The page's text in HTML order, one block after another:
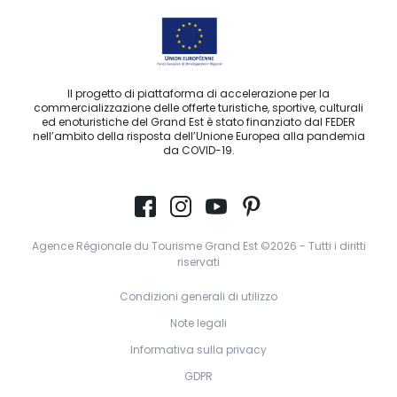
Il progetto di piattaforma di accelerazione per la
commercializzazione delle offerte turistiche, sportive, culturali
ed enoturistiche del Grand Est è stato finanziato dal FEDER
nell’ambito della risposta dell’Unione Europea alla pandemia
da COVID-19.
Agence Régionale du Tourisme Grand Est ©2026 - Tutti i diritti
riservati
Condizioni generali di utilizzo
Note legali
Informativa sulla privacy
GDPR